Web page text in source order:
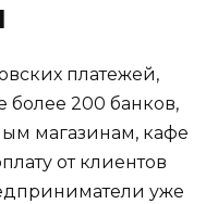
платежей,
200 банков,
магазинам, кафе
от клиентов
уже